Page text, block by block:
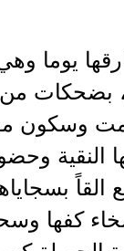
بضحكات
وسكون
النقية
كفها